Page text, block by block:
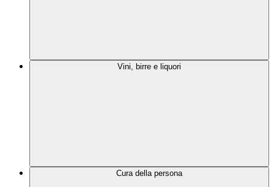
Vini, birre e liquori
Cura della persona